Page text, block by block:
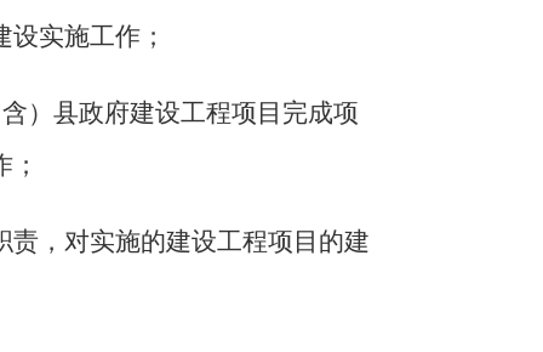
实施工作；
）县政府建设工程项目完成项
，对实施的建设工程项目的建